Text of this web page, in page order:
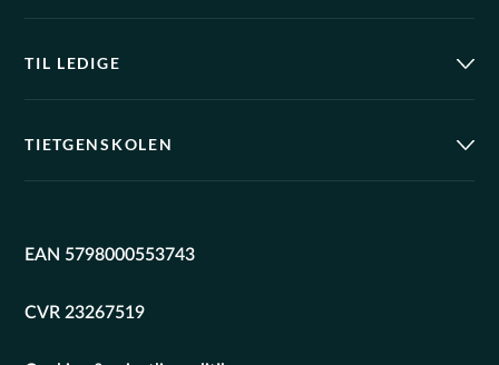
TIL LEDIGE
TIETGENSKOLEN
EAN 5798000553743
CVR 23267519